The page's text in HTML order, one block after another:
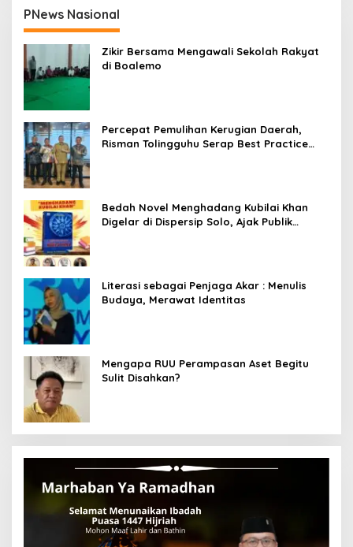
PNews Nasional
Zikir Bersama Mengawali Sekolah Rakyat
di Boalemo
Percepat Pemulihan Kerugian Daerah,
Risman Tolingguhu Serap Best Practice
Bedah Novel Menghadang Kubilai Khan
Digelar di Dispersip Solo, Ajak Publik
Literasi sebagai Penjaga Akar : Menulis
Budaya, Merawat Identitas
Mengapa RUU Perampasan Aset Begitu
Sulit Disahkan?